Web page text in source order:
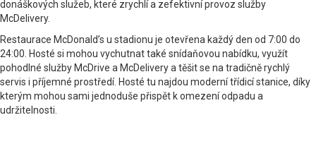
donáškových služeb, které zrychlí a zefektivní provoz služby
McDelivery.
Restaurace McDonald’s u stadionu je otevřena každý den od 7:00 do
24:00. Hosté si mohou vychutnat také snídaňovou nabídku, využít
pohodlné služby McDrive a McDelivery a těšit se na tradičně rychlý
servis i příjemné prostředí. Hosté tu najdou moderní třídicí stanice, díky
kterým mohou sami jednoduše přispět k omezení odpadu a
udržitelnosti.